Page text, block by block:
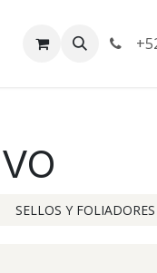
SELLOS Y FOLIADORES